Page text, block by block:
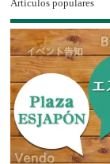
Artículos populares